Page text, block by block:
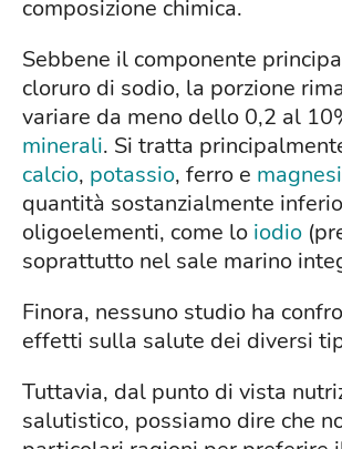
composizione chimica.
Sebbene il componente
cloruro di sodio, la porzione
variare da meno dello 0,2 al
minerali. Si tratta
calcio, potassio, ferro e
quantità sostanzialmente
oligoelementi, come lo iodio
soprattutto nel sale marino
Finora, nessuno studio ha
effetti sulla salute dei diversi
Tuttavia, dal punto di vista
salutistico, possiamo dire che